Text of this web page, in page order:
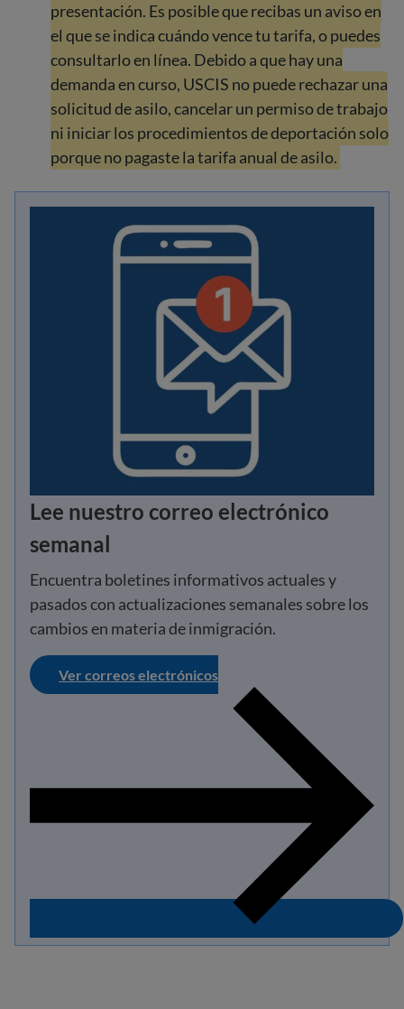
presentación. Es posible que recibas un aviso en
el que se indica cuándo vence tu tarifa, o puedes
consultarlo en línea. Debido a que hay una
demanda en curso, USCIS no puede rechazar una
solicitud de asilo, cancelar un permiso de trabajo
ni iniciar los procedimientos de deportación solo
porque no pagaste la tarifa anual de asilo.
Lee nuestro correo electrónico
semanal
Encuentra boletines informativos actuales y
pasados con actualizaciones semanales sobre los
cambios en materia de inmigración.
Ver correos electrónicos